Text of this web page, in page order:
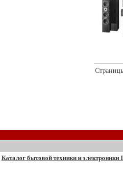
Каталог бытовой техники и